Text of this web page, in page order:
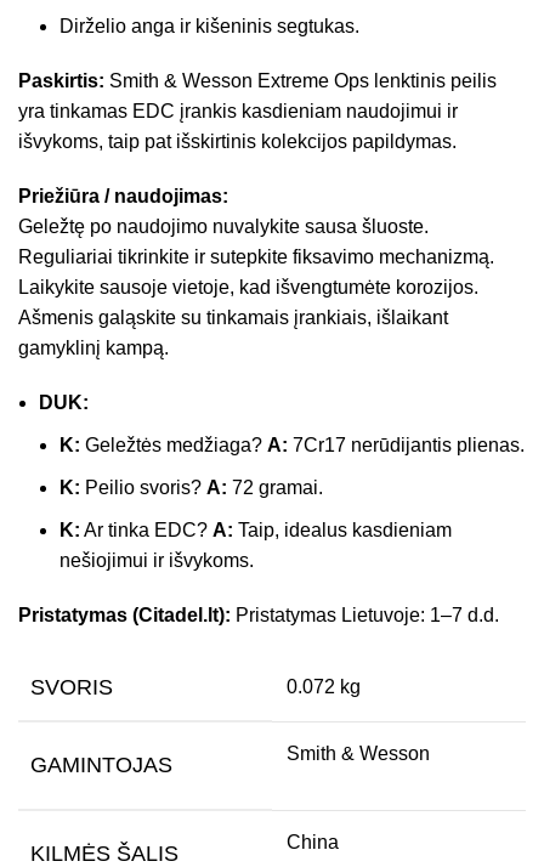
Dirželio anga ir kišeninis segtukas.
Paskirtis: Smith & Wesson Extreme Ops lenktinis peilis
yra tinkamas EDC įrankis kasdieniam naudojimui ir
išvykoms, taip pat išskirtinis kolekcijos papildymas.
Priežiūra / naudojimas:
Geležtę po naudojimo nuvalykite sausa šluoste.
Reguliariai tikrinkite ir sutepkite fiksavimo mechanizmą.
Laikykite sausoje vietoje, kad išvengtumėte korozijos.
Ašmenis galąskite su tinkamais įrankiais, išlaikant
gamyklinį kampą.
DUK:
K: Geležtės medžiaga? A: 7Cr17 nerūdijantis plienas.
K: Peilio svoris? A: 72 gramai.
K: Ar tinka EDC? A: Taip, idealus kasdieniam
nešiojimui ir išvykoms.
Pristatymas (Citadel.lt): Pristatymas Lietuvoje: 1–7 d.d.
SVORIS 0.072 kg
GAMINTOJAS Smith & Wesson
KILMĖS ŠALIS China